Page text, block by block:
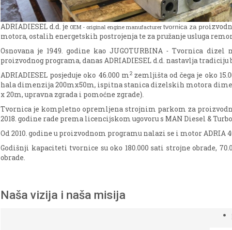
ADRIADIESEL d.d. je OEM - original engine manufacturer tvornica za pro
motora, ostalih energetskih postrojenja te za pružanje usluga
Osnovana je 1949. godine kao JUGOTURBINA - Tvornica
proizvodnog programa, danas ADRIADIESEL d.d. nastavlja
ADRIADIESEL posjeduje oko 46.000 m2 zemljišta od čega je oko
hala dimenzija 200mx50m, ispitna stanica dizelskih motora
x 20m, upravna zgrada i pomoćne zgrade).
Tvornica je kompletno opremljena strojnim parkom za
2018. godine rade prema licencijskom ugovoru s MAN Diesel & Turbo
Od 2010. godine u proizvodnom programu nalazi se i motor ADRIA
Godišnji kapaciteti tvornice su oko 180.000 sati strojne obrade,
obrade.
Naša vizija i naša misija